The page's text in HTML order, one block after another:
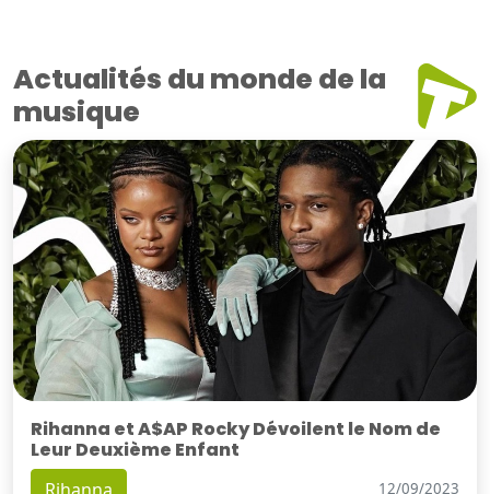
Actualités du monde de la
musique
Rihanna et A$AP Rocky Dévoilent le Nom de
Leur Deuxième Enfant
12/09/2023